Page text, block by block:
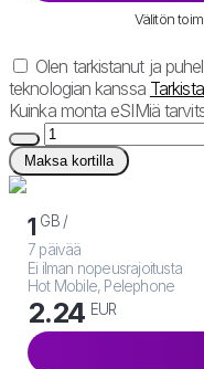
Välitön
Olen tarkistanut ja
teknologian kanssa
Kuinka monta eSIMiä
Maksa kortilla
1 GB /
7 päivää
Ei ilman nopeusrajoitusta
Hot Mobile, Pelephone
2.24 EUR